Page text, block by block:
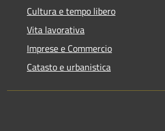
Cultura e tempo libero
Vita lavorativa
Imprese e Commercio
Catasto e urbanistica